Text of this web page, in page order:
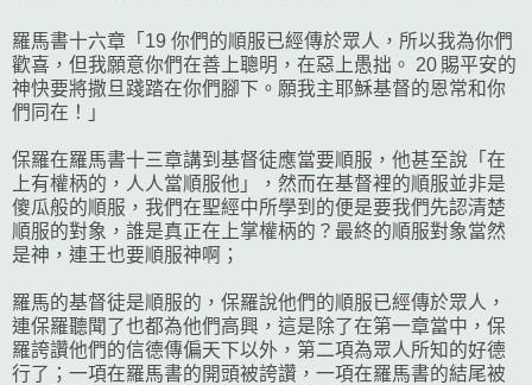
羅馬書十六章「19 你們的順服已經傳於眾人，所以我為你們
歡喜，但我願意你們在善上聰明，在惡上愚拙。 20 賜平安的
神快要將撒旦踐踏在你們腳下。願我主耶穌基督的恩常和你
們同在！」
保羅在羅馬書十三章講到基督徒應當要順服，他甚至說「在
上有權柄的，人人當順服他」，然而在基督裡的順服並非是
傻瓜般的順服，我們在聖經中所學到的便是要我們先認清楚
順服的對象，誰是真正在上掌權柄的？最終的順服對象當然
是神，連王也要順服神啊；
羅馬的基督徒是順服的，保羅說他們的順服已經傳於眾人，
連保羅聽聞了也都為他們高興，這是除了在第一章當中，保
羅誇讚他們的信德傳偏天下以外，第二項為眾人所知的好德
行了；一項在羅馬書的開頭被誇讚，一項在羅馬書的結尾被